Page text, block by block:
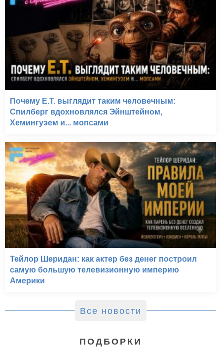
Почему E.T. выглядит таким человечным:
Спилберг вдохновлялся Эйнштейном,
Хемингуэем и... мопсами
Тейлор Шеридан: как актер без денег построил
самую большую телевизионную империю
Америки
Все новости
ПОДБОРКИ